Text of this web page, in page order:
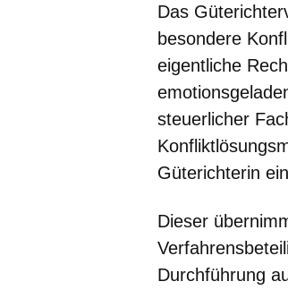
Das
besondere
eigentliche
steuerlicher
Güterichterin
Dieser
Durchführung